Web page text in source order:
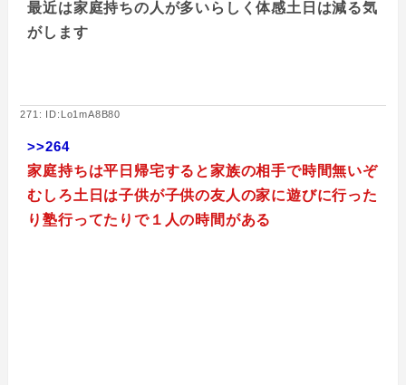
最近は家庭持ちの人が多いらしく体感土日は減る気
がします
271: ID:Lo1mA8B80
>>264
家庭持ちは平日帰宅すると家族の相手で時間無いぞ
むしろ土日は子供が子供の友人の家に遊びに行った
り塾行ってたりで１人の時間がある